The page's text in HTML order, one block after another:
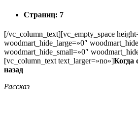
Страниц: 7
[/vc_column_text][vc_empty_space
woodmart_hide_large=»0″
woodmart_hide_small=»0″
[vc_column_text text_larger=»no»]Когда
назад
Рассказ